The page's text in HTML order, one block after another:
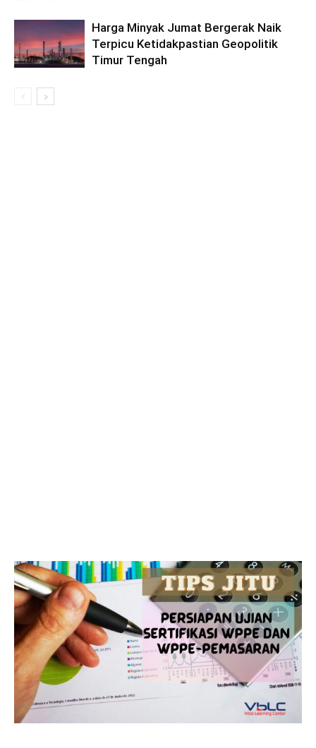
Harga Minyak Jumat Bergerak Naik
Terpicu Ketidakpastian Geopolitik
Timur Tengah